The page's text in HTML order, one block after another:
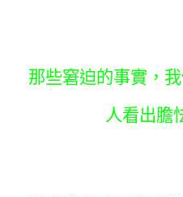
那些窘迫的事實，
人看出膽